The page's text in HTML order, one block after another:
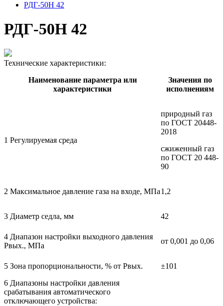
РДГ-50Н 42
РДГ-50Н 42
Технические характеристики:
Наименование параметра или
характеристики
Значения по
исполнениям
1 Регулируемая среда
природный газ
по ГОСТ 20448-
2018
сжиженный газ
по ГОСТ 20 448-
90
2 Максимальное давление газа на входе, МПа1,2
3 Диаметр седла, мм 42
4 Диапазон настройки выходного давления
Рвых., МПа
от 0,001 до 0,06
5 Зона пропорциональности, % от Рвых.
±101
6 Диапазоны настройки давления
срабатывания автоматического
отключающего устройства: